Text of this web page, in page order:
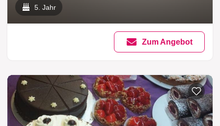
5. Jahr
Zum Angebot